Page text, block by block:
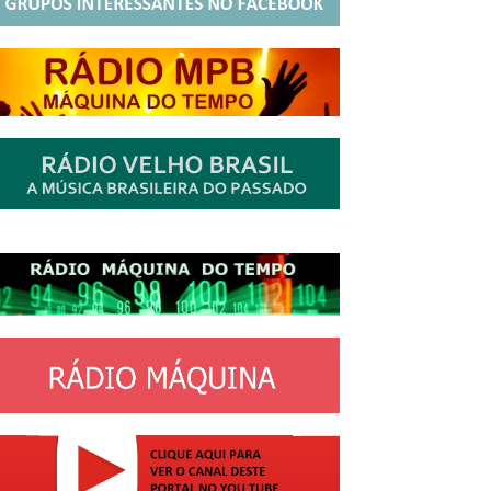
http://josewille.com.br